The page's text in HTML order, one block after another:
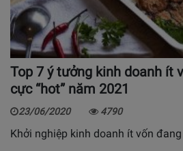
Top 7 ý tưởng kinh doanh ít
cực “hot” năm 2021
23/06/2020 4790
Khởi nghiệp kinh doanh ít vốn